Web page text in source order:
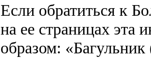
Если обратиться к
на ее страницах
образом: